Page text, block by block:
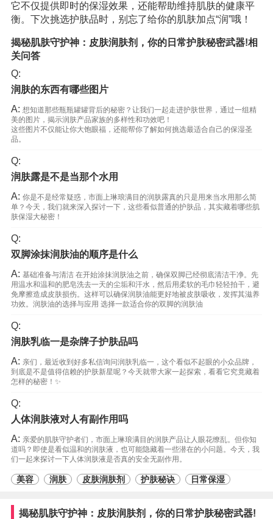
它不仅提供即时的保湿效果，还能帮助维持肌肤的健康平
衡。下次挑选护肤品时，别忘了给你的肌肤加点“润”哦！
揭秘肌肤守护神：皮肤润肤剂，你的日常护肤秘密武器!相
关问答
Q:
润肤的东西有哪些图片
A: 想知道那些瓶瓶罐罐背后的秘密？让我们一起走进护肤世界，通过一组精
美的图片，揭示润肤产品家族的多样性和功效吧！
这些图片不仅能让你大饱眼福，还能帮你了解如何挑选最适合自己的保湿圣
品。
Q:
润肤露是不是当那个水用
A: 你是不是经常疑惑，市面上琳琅满目的润肤露真的只是用来当水用那么简
单？今天，我们就来深入探讨一下，这些看似普通的护肤品，其实藏着哪些肌
肤保湿大秘密！
Q:
双脚涂抹润肤油的顺序是什么
A: 基础准备与清洁 在开始涂抹润肤油之前，确保双脚已经彻底清洁干净。先
用温水和温和的肥皂洗去一天的尘垢和汗水，然后用柔软的毛巾轻轻拍干，避
免摩擦造成皮肤损伤。这样可以确保润肤油能更好地被皮肤吸收，发挥其滋养
功效。润肤油的选择与应用 选择一款适合你的双脚的润肤油
Q:
润肤乳临一是杂牌子护肤品吗
A: 亲们，最近收到好多私信询问润肤乳临一，这个看似不起眼的小众品牌，
到底是不是值得信赖的护肤新星呢？今天就带大家一起探索，看看它究竟藏着
怎样的秘密！✨
Q:
人体润肤液对人有副作用吗
A: 亲爱的肌肤守护者们，市面上琳琅满目的润肤产品让人眼花缭乱。但你知
道吗？即使是看似温和的润肤液，也可能隐藏着一些潜在的小问题。今天，我
们一起来探讨一下人体润肤液是否真的安全无副作用。
美容 润肤 皮肤润肤剂 护肤秘诀 日常保湿
揭秘肌肤守护神：皮肤润肤剂，你的日常护肤秘密武器!